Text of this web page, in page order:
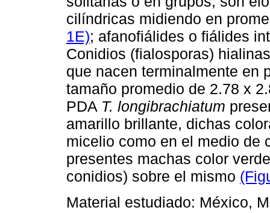
cilíndricas midiendo en
1E); afanofiálides o fiálides
Conidios (fialosporas)
que nacen terminalmente en
tamaño promedio de 2.78 x
PDA T. longibrachiatum
amarillo brillante, dichas
micelio como en el medio de
presentes machas color
conidios) sobre el mismo
Material estudiado: México,